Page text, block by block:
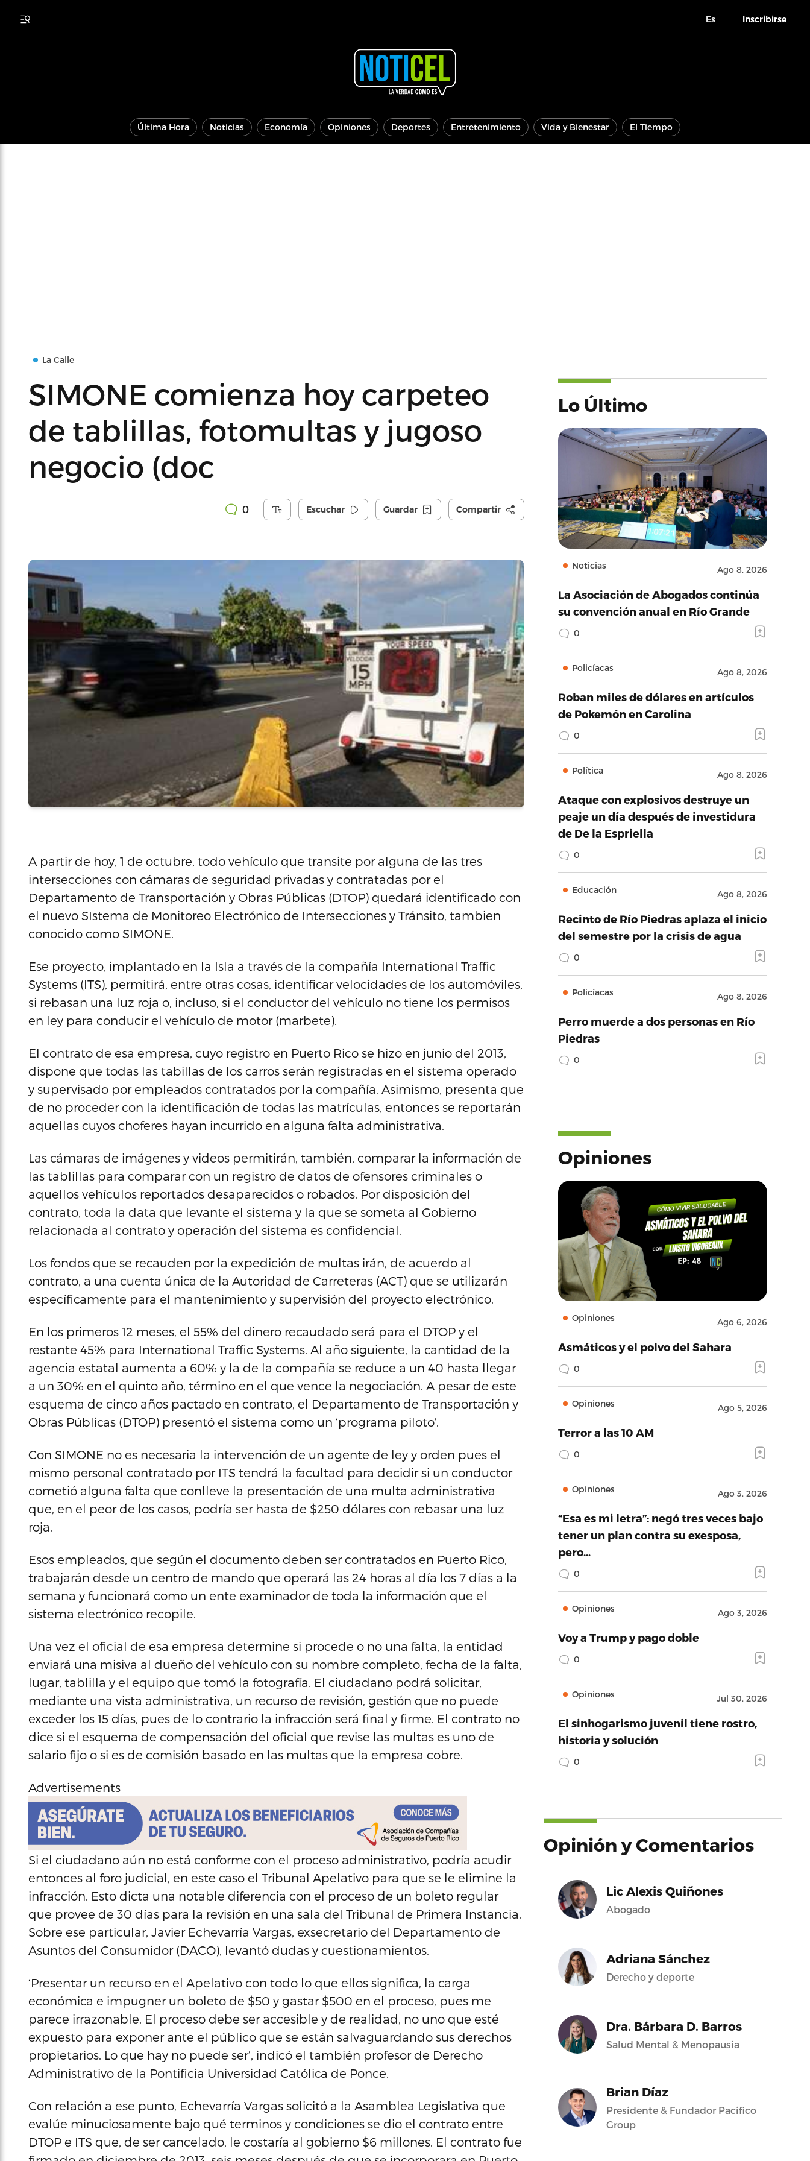
Es Inscribirse
Última Hora Noticias Economía Opiniones Deportes Entretenimiento Vida y Bienestar El Tiempo
La Calle
SIMONE comienza hoy carpeteo
de tablillas, fotomultas y jugoso
negocio (doc
0 Escuchar Guardar Compartir
A partir de hoy, 1 de octubre, todo vehículo que transite por alguna de las tres
intersecciones con cámaras de seguridad privadas y contratadas por el
Departamento de Transportación y Obras Públicas (DTOP) quedará identificado con
el nuevo SIstema de Monitoreo Electrónico de Intersecciones y Tránsito, tambien
conocido como SIMONE.
Ese proyecto, implantado en la Isla a través de la compañía International Traffic
Systems (ITS), permitirá, entre otras cosas, identificar velocidades de los automóviles,
si rebasan una luz roja o, incluso, si el conductor del vehículo no tiene los permisos
en ley para conducir el vehículo de motor (marbete).
El contrato de esa empresa, cuyo registro en Puerto Rico se hizo en junio del 2013,
dispone que todas las tabillas de los carros serán registradas en el sistema operado
y supervisado por empleados contratados por la compañía. Asimismo, presenta que
de no proceder con la identificación de todas las matrículas, entonces se reportarán
aquellas cuyos choferes hayan incurrido en alguna falta administrativa.
Las cámaras de imágenes y videos permitirán, también, comparar la información de
las tablillas para comparar con un registro de datos de ofensores criminales o
aquellos vehículos reportados desaparecidos o robados. Por disposición del
contrato, toda la data que levante el sistema y la que se someta al Gobierno
relacionada al contrato y operación del sistema es confidencial.
Los fondos que se recauden por la expedición de multas irán, de acuerdo al
contrato, a una cuenta única de la Autoridad de Carreteras (ACT) que se utilizarán
específicamente para el mantenimiento y supervisión del proyecto electrónico.
En los primeros 12 meses, el 55% del dinero recaudado será para el DTOP y el
restante 45% para International Traffic Systems. Al año siguiente, la cantidad de la
agencia estatal aumenta a 60% y la de la compañía se reduce a un 40 hasta llegar
a un 30% en el quinto año, término en el que vence la negociación. A pesar de este
esquema de cinco años pactado en contrato, el Departamento de Transportación y
Obras Públicas (DTOP) presentó el sistema como un ‘programa piloto’.
Con SIMONE no es necesaria la intervención de un agente de ley y orden pues el
mismo personal contratado por ITS tendrá la facultad para decidir si un conductor
cometió alguna falta que conlleve la presentación de una multa administrativa
que, en el peor de los casos, podría ser hasta de $250 dólares con rebasar una luz
roja.
Esos empleados, que según el documento deben ser contratados en Puerto Rico,
trabajarán desde un centro de mando que operará las 24 horas al día los 7 días a la
semana y funcionará como un ente examinador de toda la información que el
sistema electrónico recopile.
Una vez el oficial de esa empresa determine si procede o no una falta, la entidad
enviará una misiva al dueño del vehículo con su nombre completo, fecha de la falta,
lugar, tablilla y el equipo que tomó la fotografía. El ciudadano podrá solicitar,
mediante una vista administrativa, un recurso de revisión, gestión que no puede
exceder los 15 días, pues de lo contrario la infracción será final y firme. El contrato no
dice si el esquema de compensación del oficial que revise las multas es uno de
salario fijo o si es de comisión basado en las multas que la empresa cobre.
Advertisements
Si el ciudadano aún no está conforme con el proceso administrativo, podría acudir
entonces al foro judicial, en este caso el Tribunal Apelativo para que se le elimine la
infracción. Esto dicta una notable diferencia con el proceso de un boleto regular
que provee de 30 días para la revisión en una sala del Tribunal de Primera Instancia.
Sobre ese particular, Javier Echevarría Vargas, exsecretario del Departamento de
Asuntos del Consumidor (DACO), levantó dudas y cuestionamientos.
‘Presentar un recurso en el Apelativo con todo lo que ellos significa, la carga
económica e impugner un boleto de $50 y gastar $500 en el proceso, pues me
parece irrazonable. El proceso debe ser accesible y de realidad, no uno que esté
expuesto para exponer ante el público que se están salvaguardando sus derechos
propietarios. Lo que hay no puede ser’, indicó el también profesor de Derecho
Administrativo de la Pontificia Universidad Católica de Ponce.
Con relación a ese punto, Echevarría Vargas solicitó a la Asamblea Legislativa que
evalúe minuciosamente bajo qué terminos y condiciones se dio el contrato entre
DTOP e ITS que, de ser cancelado, le costaría al gobierno $6 millones. El contrato fue
Lo Último
Noticias Ago 8, 2026
La Asociación de Abogados continúa
su convención anual en Río Grande
0
Policíacas Ago 8, 2026
Roban miles de dólares en artículos
de Pokemón en Carolina
0
Política Ago 8, 2026
Ataque con explosivos destruye un
peaje un día después de investidura
de De la Espriella
0
Educación Ago 8, 2026
Recinto de Río Piedras aplaza el inicio
del semestre por la crisis de agua
0
Policíacas Ago 8, 2026
Perro muerde a dos personas en Río
Piedras
0
Opiniones
Opiniones Ago 6, 2026
Asmáticos y el polvo del Sahara
0
Opiniones Ago 5, 2026
Terror a las 10 AM
0
Opiniones Ago 3, 2026
“Esa es mi letra”: negó tres veces bajo
tener un plan contra su exesposa,
pero…
0
Opiniones Ago 3, 2026
Voy a Trump y pago doble
0
Opiniones Jul 30, 2026
El sinhogarismo juvenil tiene rostro,
historia y solución
0
Opinión y Comentarios
Lic Alexis Quiñones
Abogado
Adriana Sánchez
Derecho y deporte
Dra. Bárbara D. Barros
Salud Mental & Menopausia
Brian Díaz
Presidente & Fundador Pacifico
Group